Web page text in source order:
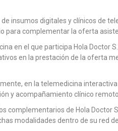
insumos digitales y clínicos de
complementar la oferta
en el que participa Hola Doctor
en la prestación de la oferta
en la telemedicina
y acompañamiento clínico remoto.
complementarios de Hola Doctor
modalidades dentro de su red